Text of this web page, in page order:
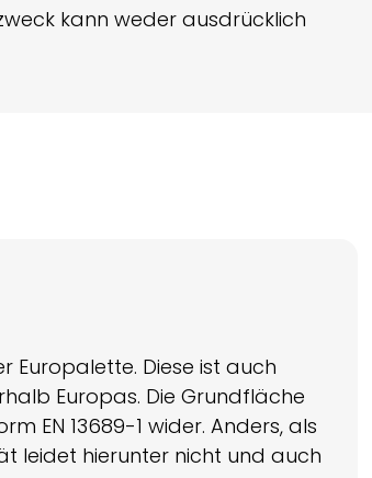
kann weder ausdrücklich
Europalette. Diese ist auch
Europas. Die Grundfläche
EN 13689-1 wider. Anders, als
leidet hierunter nicht und auch